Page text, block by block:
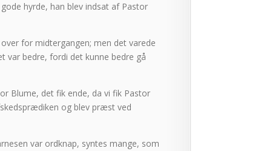
hyrde, han blev indsat af Pastor
for midtergangen; men det varede
var bedre, fordi det kunne bedre gå
Blume, det fik ende, da vi fik Pastor
og blev præst ved
var ordknap, syntes mange, som